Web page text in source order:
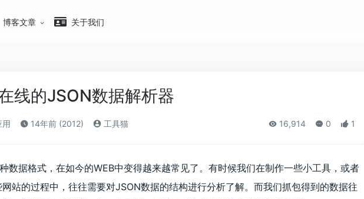
博客文章 关于我们
线的JSON数据解析器
用 14年前 (2012) 工具猫 16,914 0 1
数据格式，在如今的WEB中变得越来越常见了。有时候我们在制作一些小工具，或者
站的过程中，往往需要对JSON数据的结构进行分析了解。而我们抓包得到的数据往